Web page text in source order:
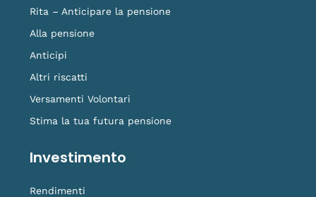
Rita – Anticipare la pensione
Alla pensione
Anticipi
Altri riscatti
Versamenti Volontari
Stima la tua futura pensione
Investimento
Rendimenti